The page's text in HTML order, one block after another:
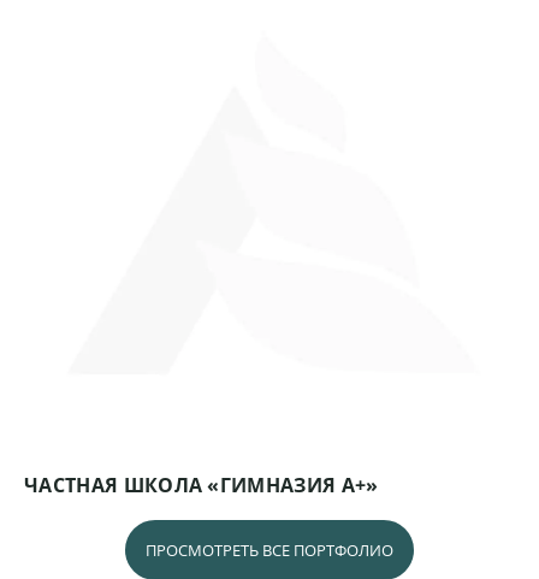
ЧАСТНАЯ ШКОЛА «ГИМНАЗИЯ А+»
ПРОСМОТРЕТЬ ВСЕ ПОРТФОЛИО